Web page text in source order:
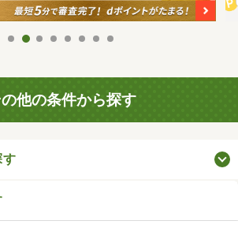
他の条件から探す